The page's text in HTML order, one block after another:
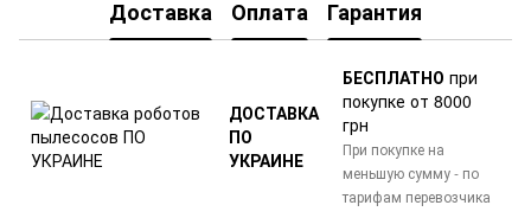
Доставка Оплата Гарантия
ДОСТАВКА
ПО
УКРАИНЕ
БЕСПЛАТНО при
покупке от 8000
грн
При покупке на
меньшую сумму - по
тарифам перевозчика